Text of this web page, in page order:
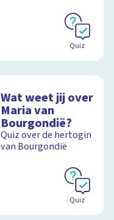
Quiz
Wat weet jij over
Maria van
Bourgondië?
Quiz over de hertogin
van Bourgondië
Quiz